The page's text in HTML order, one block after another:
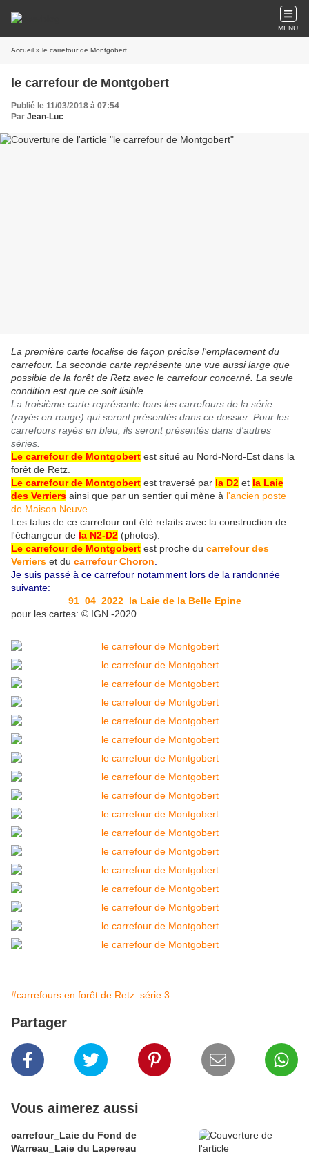
MENU
Accueil » le carrefour de Montgobert
le carrefour de Montgobert
Publié le 11/03/2018 à 07:54
Par Jean-Luc
La première carte localise de façon précise l'emplacement du
carrefour. La seconde carte représente une vue aussi large que
possible de la forêt de Retz avec le carrefour concerné. La seule
condition est que ce soit lisible.
La troisième carte représente tous les carrefours de la série
(rayés en rouge) qui seront présentés dans ce dossier. Pour les
carrefours rayés en bleu, ils seront présentés dans d'autres
séries.
Le carrefour de Montgobert est situé au Nord-Nord-Est dans la
forêt de Retz.
Le carrefour de Montgobert est traversé par la D2 et la Laie
des Verriers ainsi que par un sentier qui mène à l'ancien poste
de Maison Neuve
Les talus de ce carrefour ont été refaits avec la construction de
l'échangeur de la N2-D2 (photos).
Le carrefour de Montgobert est proche du carrefour des
Verriers et du carrefour Choron
Je suis passé à ce carrefour notamment lors de la randonnée
suivante:
91_04_2022_la Laie de la Belle Epine
pour les cartes: © IGN -2020
#carrefours en forêt de Retz_série 3
Partager
Vous aimerez aussi
carrefour_Laie du Fond de
Warreau_Laie du Lapereau